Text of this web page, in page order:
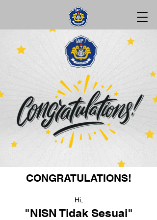
CONGRATULATIONS!
Hi,
"NISN Tidak Sesuai"